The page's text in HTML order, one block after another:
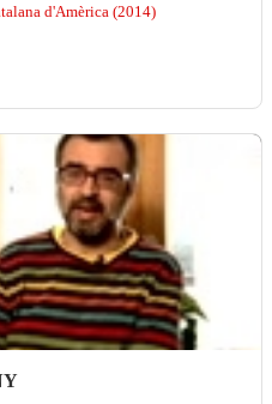
d'Amèrica (2014)